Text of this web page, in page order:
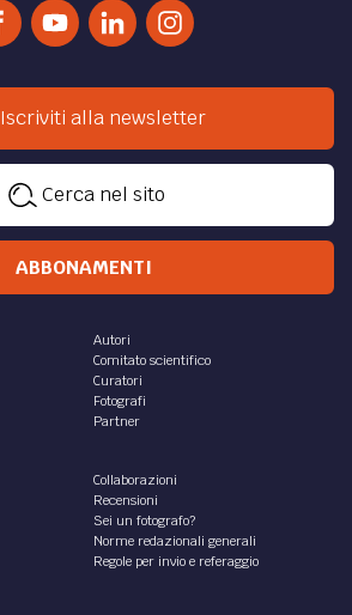
Iscriviti alla newsletter
Cerca nel sito
ABBONAMENTI
Autori
Comitato scientifico
Curatori
Fotografi
Partner
Collaborazioni
Recensioni
Sei un fotografo?
Norme redazionali generali
Regole per invio e referaggio